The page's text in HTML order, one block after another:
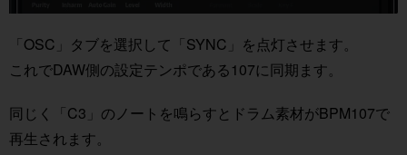
「OSC」タブを選択して「SYNC」を点灯させます。
これでDAW側の設定テンポである107に同期ます。
同じく「C3」のノートを鳴らすとドラム素材がBPM107で
再生されます。